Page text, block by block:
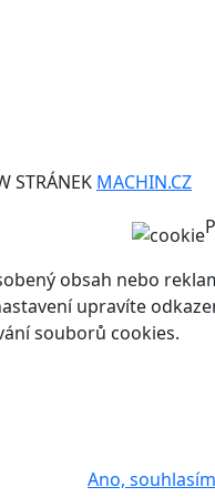
STRÁNEK MACHIN.CZ
obsah nebo
upravíte
souborů cookies.
Ano, souhlasím